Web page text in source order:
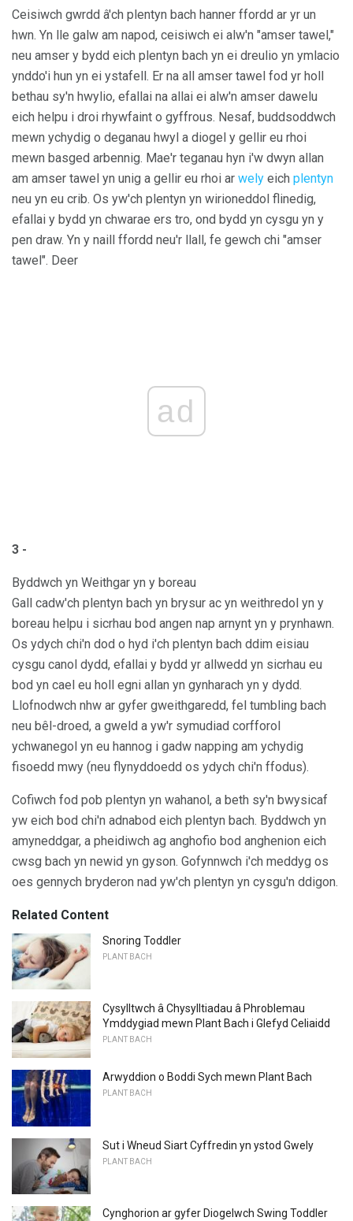
Ceisiwch gwrdd â'ch plentyn bach hanner ffordd ar yr un
hwn. Yn lle galw am napod, ceisiwch ei alw'n "amser tawel,"
neu amser y bydd eich plentyn bach yn ei dreulio yn ymlacio
ynddo'i hun yn ei ystafell. Er na all amser tawel fod yr holl
bethau sy'n hwylio, efallai na allai ei alw'n amser dawelu
eich helpu i droi rhywfaint o gyffrous. Nesaf, buddsoddwch
mewn ychydig o deganau hwyl a diogel y gellir eu rhoi
mewn basged arbennig. Mae'r teganau hyn i'w dwyn allan
am amser tawel yn unig a gellir eu rhoi ar wely eich plentyn
neu yn eu crib. Os yw'ch plentyn yn wirioneddol flinedig,
efallai y bydd yn chwarae ers tro, ond bydd yn cysgu yn y
pen draw. Yn y naill ffordd neu'r llall, fe gewch chi "amser
tawel". Deer
ad
3 -
Byddwch yn Weithgar yn y boreau
Gall cadw'ch plentyn bach yn brysur ac yn weithredol yn y
boreau helpu i sicrhau bod angen nap arnynt yn y prynhawn.
Os ydych chi'n dod o hyd i'ch plentyn bach ddim eisiau
cysgu canol dydd, efallai y bydd yr allwedd yn sicrhau eu
bod yn cael eu holl egni allan yn gynharach yn y dydd.
Llofnodwch nhw ar gyfer gweithgaredd, fel tumbling bach
neu bêl-droed, a gweld a yw'r symudiad corfforol
ychwanegol yn eu hannog i gadw napping am ychydig
fisoedd mwy (neu flynyddoedd os ydych chi'n ffodus).
Cofiwch fod pob plentyn yn wahanol, a beth sy'n bwysicaf
yw eich bod chi'n adnabod eich plentyn bach. Byddwch yn
amyneddgar, a pheidiwch ag anghofio bod anghenion eich
cwsg bach yn newid yn gyson. Gofynnwch i'ch meddyg os
oes gennych bryderon nad yw'ch plentyn yn cysgu'n ddigon.
Related Content
Snoring Toddler
PLANT BACH
Cysylltwch â Chysylltiadau â Phroblemau
Ymddygiad mewn Plant Bach i Glefyd Celiaidd
PLANT BACH
Arwyddion o Boddi Sych mewn Plant Bach
PLANT BACH
Sut i Wneud Siart Cyffredin yn ystod Gwely
PLANT BACH
Cynghorion ar gyfer Diogelwch Swing Toddler